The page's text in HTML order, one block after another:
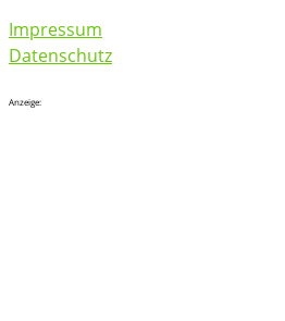
Impressum
Datenschutz
Anzeige: